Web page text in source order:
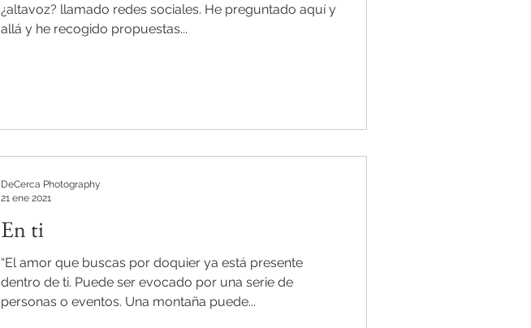
¿altavoz? llamado redes sociales. He preguntado aquí y
allá y he recogido propuestas...
En ti
“El amor que buscas por doquier ya está presente
dentro de ti. Puede ser evocado por una serie de
personas o eventos. Una montaña puede...
DeCerca Photography
21 ene 2021